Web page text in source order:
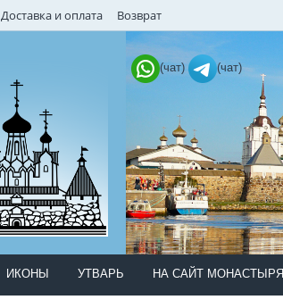
Доставка и оплата Возврат
(чат) (чат)
ИКОНЫ УТВАРЬ НА САЙТ МОНАСТЫРЯ